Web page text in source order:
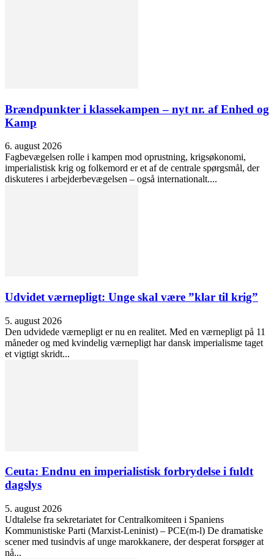
Brændpunkter i klassekampen – nyt nr. af Enhed og
Kamp
6. august 2026
Fagbevægelsen rolle i kampen mod oprustning, krigsøkonomi,
imperialistisk krig og folkemord er et af de centrale spørgsmål, der
diskuteres i arbejderbevægelsen – også internationalt....
Udvidet værnepligt: Unge skal være ”klar til krig”
5. august 2026
Den udvidede værnepligt er nu en realitet. Med en værnepligt på 11
måneder og med kvindelig værnepligt har dansk imperialisme taget
et vigtigt skridt...
Ceuta: Endnu en imperialistisk forbrydelse i fuldt
dagslys
5. august 2026
Udtalelse fra sekretariatet for Centralkomiteen i Spaniens
Kommunistiske Parti (Marxist-Leninist) – PCE(m-l) De dramatiske
scener med tusindvis af unge marokkanere, der desperat forsøger at
nå...